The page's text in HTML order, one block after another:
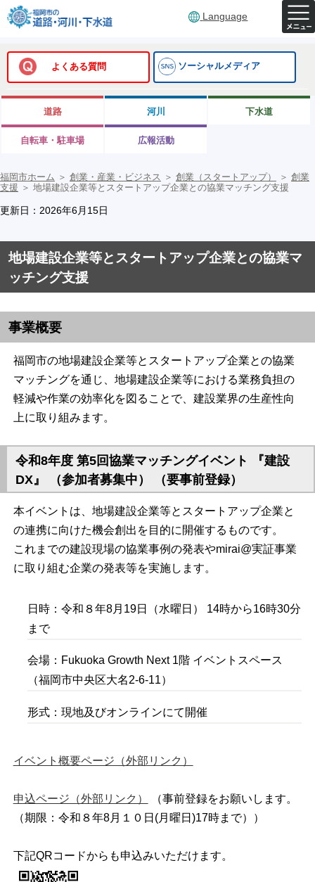
Language
よくある質問 ソーシャルメディア
道路 河川 下水道
自転車・駐車場 広報活動
福岡市ホーム ＞ 創業・産業・ビジネス ＞ 創業（スタートアップ） ＞ 創業
支援 ＞ 地場建設企業等とスタートアップ企業との協業マッチング支援
更新日：2026年6月15日
地場建設企業等とスタートアップ企業との協業マ
ッチング支援
事業概要
福岡市の地場建設企業等とスタートアップ企業との協業
マッチングを通じ、地場建設企業等における業務負担の
軽減や作業の効率化を図ることで、建設業界の生産性向
上に取り組みます。
令和8年度 第5回協業マッチングイベント 『建設
DX』 （参加者募集中） （要事前登録）
本イベントは、地場建設企業等とスタートアップ企業と
の連携に向けた機会創出を目的に開催するものです。
これまでの建設現場の協業事例の発表やmirai@実証事業
に取り組む企業の発表等を実施します。
日時：令和８年8月19日（水曜日） 14時から16時30分
まで
会場：Fukuoka Growth Next 1階 イベントスペース
（福岡市中央区大名2-6-11）
形式：現地及びオンラインにて開催
イベント概要ページ（外部リンク）
申込ページ（外部リンク）
（事前登録をお願いします。
（期限：令和８年8月１０日(月曜日)17時まで））
下記QRコードからも申込みいただけます。